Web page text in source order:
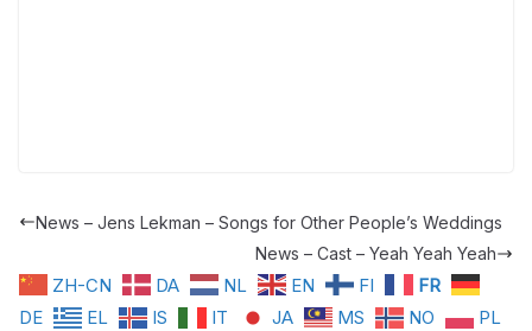
News – Jens Lekman – Songs for Other People’s Weddings
News – Cast – Yeah Yeah Yeah
ZH-CN DA NL EN FI
FR
DE
EL IS IT JA MS NO
PL